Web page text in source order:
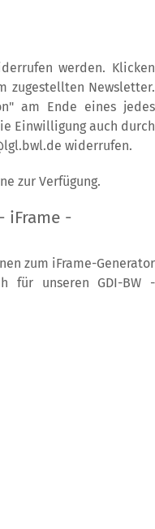
werden. Klicken
zugestellten Newsletter.
am Ende eines jedes
Einwilligung auch durch
widerrufen.
zur Verfügung.
iFrame -
zum iFrame-Generator
für unseren GDI-BW -